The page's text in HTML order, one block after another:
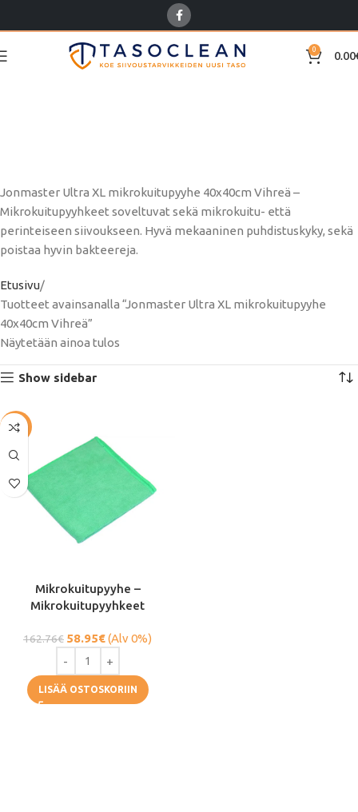
0 0.00
Jonmaster Ultra XL mikrokuitupyyhe 40x40cm Vihreä –
Mikrokuitupyyhkeet soveltuvat sekä mikrokuitu- että
perinteiseen siivoukseen. Hyvä mekaaninen puhdistuskyky, sekä
poistaa hyvin bakteereja.
Etusivu
Tuotteet avainsanalla “Jonmaster Ultra XL mikrokuitupyyhe
40x40cm Vihreä”
Näytetään ainoa tulos
Show sidebar
-64%
Mikrokuitupyyhe –
Mikrokuitupyyhkeet
162.76€ 58.95€(Alv 0%)
LISÄÄ OSTOSKORIIN